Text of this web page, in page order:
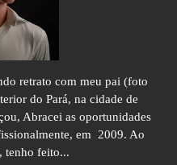
retrato com meu pai (foto
do Pará, na cidade de
Abracei as oportunidades
em 2009. Ao
tenho feito...